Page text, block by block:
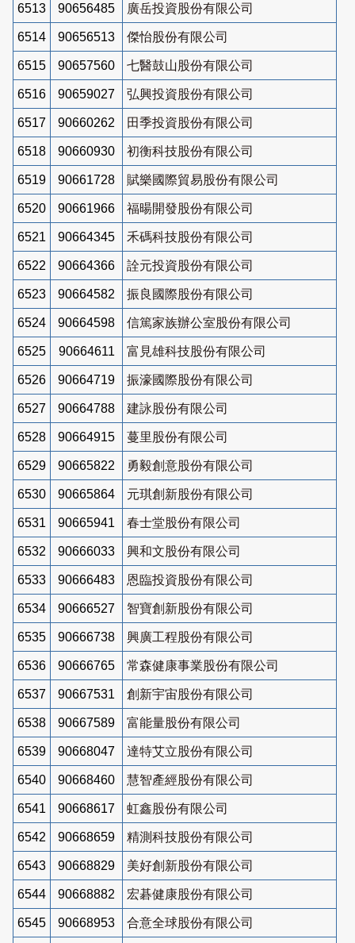
6513 90656485 廣岳投資股份有限公司
6514 90656513 傑怡股份有限公司
6515 90657560 七醫鼓山股份有限公司
6516 90659027 弘興投資股份有限公司
6517 90660262 田季投資股份有限公司
6518 90660930 初衡科技股份有限公司
6519 90661728 賦樂國際貿易股份有限公司
6520 90661966 福暘開發股份有限公司
6521 90664345 禾碼科技股份有限公司
6522 90664366 詮元投資股份有限公司
6523 90664582 振良國際股份有限公司
6524 90664598 信篤家族辦公室股份有限公司
6525 90664611 富見雄科技股份有限公司
6526 90664719 振濠國際股份有限公司
6527 90664788 建詠股份有限公司
6528 90664915 蔓里股份有限公司
6529 90665822 勇毅創意股份有限公司
6530 90665864 元琪創新股份有限公司
6531 90665941 春士堂股份有限公司
6532 90666033 興和文股份有限公司
6533 90666483 恩臨投資股份有限公司
6534 90666527 智寶創新股份有限公司
6535 90666738 興廣工程股份有限公司
6536 90666765 常森健康事業股份有限公司
6537 90667531 創新宇宙股份有限公司
6538 90667589 富能量股份有限公司
6539 90668047 達特艾立股份有限公司
6540 90668460 慧智產經股份有限公司
6541 90668617 虹鑫股份有限公司
6542 90668659 精測科技股份有限公司
6543 90668829 美好創新股份有限公司
6544 90668882 宏碁健康股份有限公司
6545 90668953 合意全球股份有限公司